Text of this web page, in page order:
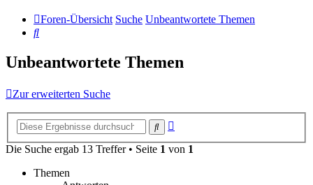
Foren-Übersicht Suche Unbeantwortete Themen
Suche
Unbeantwortete Themen
Zur erweiterten Suche
Suche
Die Suche ergab 13 Treffer • Seite 1 von 1
Themen